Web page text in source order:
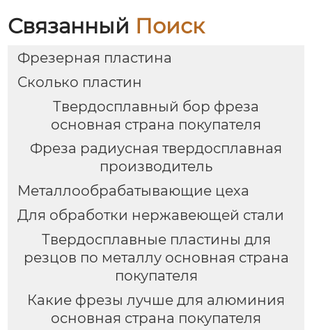
Связанный Поиск
Фрезерная пластина
Сколько пластин
Твердосплавный бор фреза
основная страна покупателя
Фреза радиусная твердосплавная
производитель
Металлообрабатывающие цеха
Для обработки нержавеющей стали
Твердосплавные пластины для
резцов по металлу основная страна
покупателя
Какие фрезы лучше для алюминия
основная страна покупателя